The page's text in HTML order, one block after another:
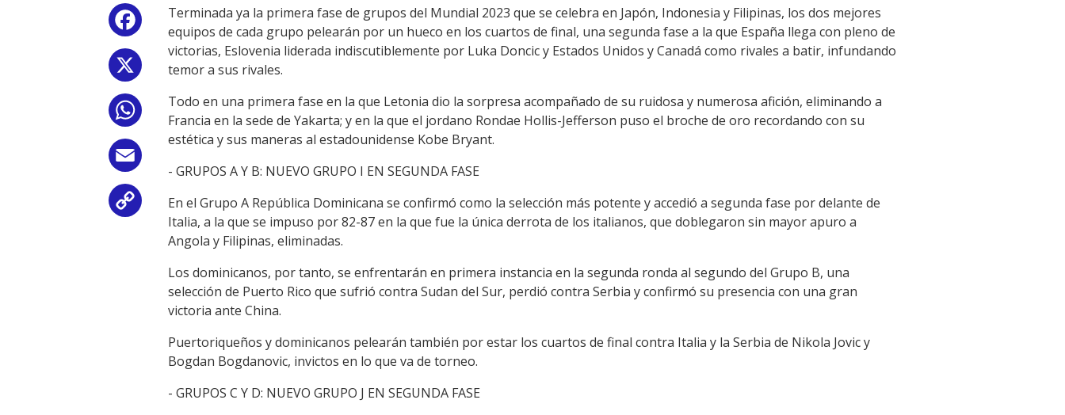
Facebook
WhatsApp
Copy
Link
Terminada ya la primera fase de grupos del Mundial 2023 que se celebra en Japón, Indonesia y Filipinas, los dos mejores
equipos de cada grupo pelearán por un hueco en los cuartos de final, una segunda fase a la que España llega con pleno de
victorias, Eslovenia liderada indiscutiblemente por Luka Doncic y Estados Unidos y Canadá como rivales a batir, infundando
temor a sus rivales.
Todo en una primera fase en la que Letonia dio la sorpresa acompañado de su ruidosa y numerosa afición, eliminando a
Francia en la sede de Yakarta; y en la que el jordano Rondae Hollis-Jefferson puso el broche de oro recordando con su
estética y sus maneras al estadounidense Kobe Bryant.
- GRUPOS A Y B: NUEVO GRUPO I EN SEGUNDA FASE
En el Grupo A República Dominicana se confirmó como la selección más potente y accedió a segunda fase por delante de
Italia, a la que se impuso por 82-87 en la que fue la única derrota de los italianos, que doblegaron sin mayor apuro a
Angola y Filipinas, eliminadas.
Los dominicanos, por tanto, se enfrentarán en primera instancia en la segunda ronda al segundo del Grupo B, una
selección de Puerto Rico que sufrió contra Sudan del Sur, perdió contra Serbia y confirmó su presencia con una gran
victoria ante China.
Puertoriqueños y dominicanos pelearán también por estar los cuartos de final contra Italia y la Serbia de Nikola Jovic y
Bogdan Bogdanovic, invictos en lo que va de torneo.
- GRUPOS C Y D: NUEVO GRUPO J EN SEGUNDA FASE